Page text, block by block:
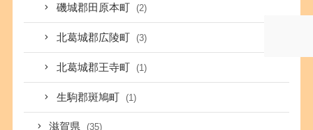
磯城郡田原本町 (2)
北葛城郡広陵町 (3)
北葛城郡王寺町 (1)
生駒郡斑鳩町 (1)
滋賀県 (35)